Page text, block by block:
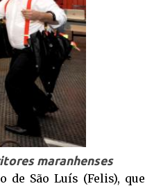
maranhenses
São Luís (Felis), que